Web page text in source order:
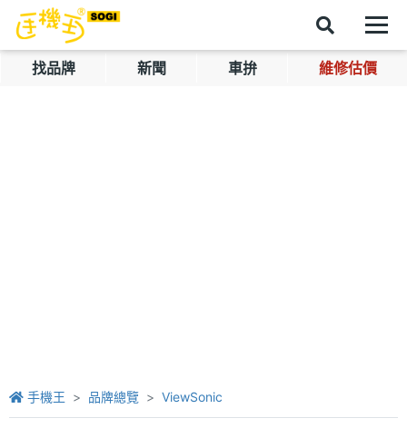
找品牌 新聞 車拚 維修估價
手機王 品牌總覽 ViewSonic